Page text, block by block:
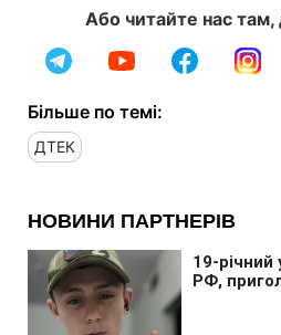
Або читайте нас там,
Більше по темі:
ДТЕК